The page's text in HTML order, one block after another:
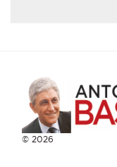
© 2026